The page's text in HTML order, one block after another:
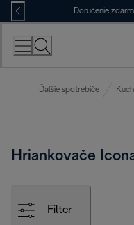
Skip
to
Content
Doručenie
Ďalšie spotrebiče
Hriankovače
Filter